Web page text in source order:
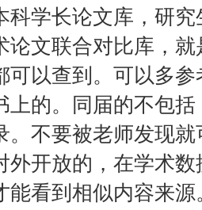
科学长论文库，研
论文联合对比库，
可以查到。可以多
上的。同届的不包
。不要被老师发现
外开放的，在学术
能看到相似内容来